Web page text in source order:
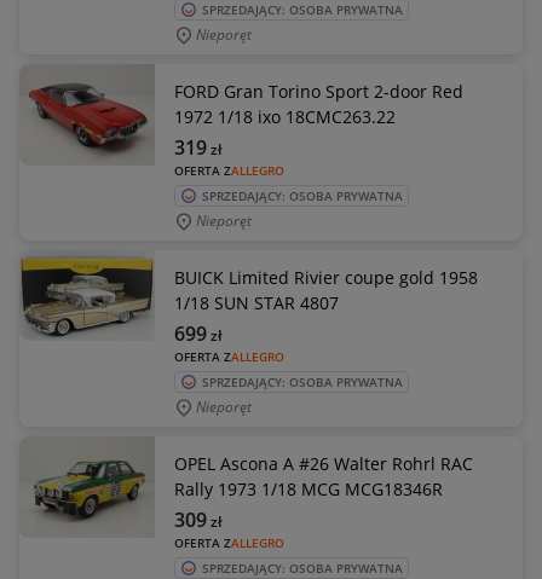
SPRZEDAJĄCY: OSOBA PRYWATNA
Nieporęt
FORD Gran Torino Sport 2-door Red
1972 1/18 ixo 18CMC263.22
OFERTA ZALLEGRO
319zł
SPRZEDAJĄCY: OSOBA PRYWATNA
Nieporęt
BUICK Limited Rivier coupe gold 1958
1/18 SUN STAR 4807
OFERTA ZALLEGRO
699zł
SPRZEDAJĄCY: OSOBA PRYWATNA
Nieporęt
OPEL Ascona A #26 Walter Rohrl RAC
Rally 1973 1/18 MCG MCG18346R
OFERTA ZALLEGRO
309zł
SPRZEDAJĄCY: OSOBA PRYWATNA